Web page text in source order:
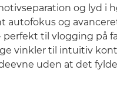
og lyd i
autofokus og
perfekt til vlogging på
vinkler til intuitiv
uden at det